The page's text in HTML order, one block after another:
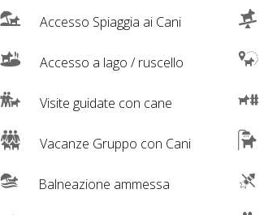
Accesso Spiaggia ai Cani
Accesso a lago / ruscello
Visite guidate con cane
Vacanze Gruppo con Cani
Balneazione ammessa